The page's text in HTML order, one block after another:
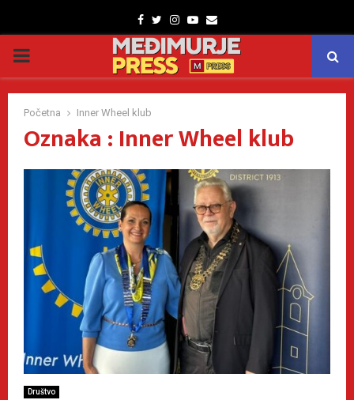
Facebook
TwitterInstagram
Youtube
Email
PRIMARY
MENU
Početna Inner Wheel klub
Oznaka : Inner Wheel klub
Društvo